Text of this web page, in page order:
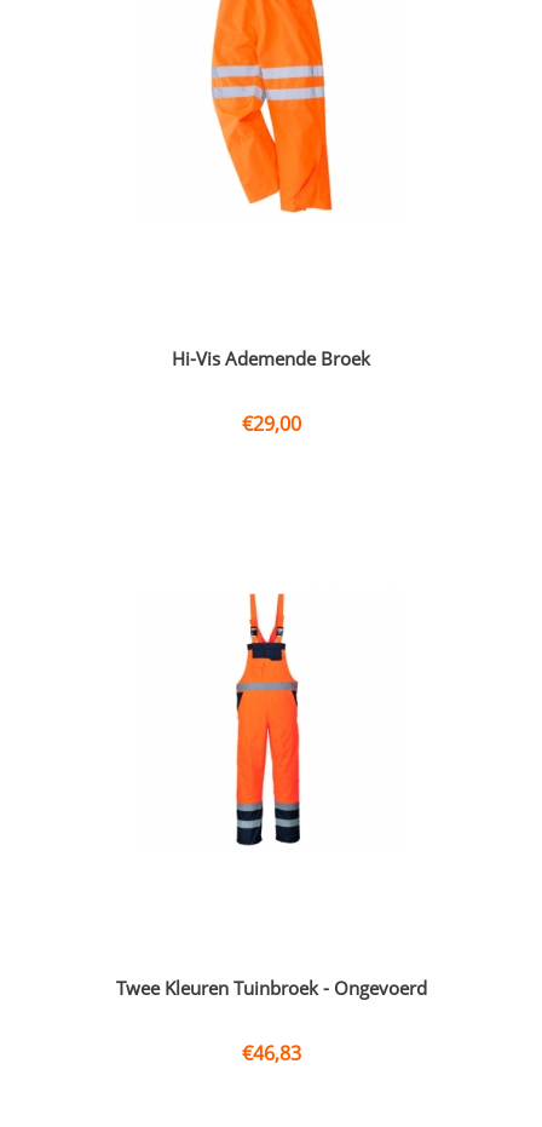
Hi-Vis Ademende Broek
€29,00
Twee Kleuren Tuinbroek - Ongevoerd
€46,83